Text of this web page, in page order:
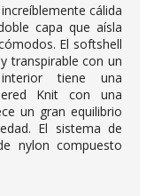
cálida
capa que aísla
El softshell
transpirable con un
tiene una
Knit con una
un gran equilibrio
El sistema de
nylon compuesto